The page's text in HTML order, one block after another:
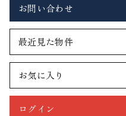
お問い合わせ
最近見た物件
お気に入り
ログイン